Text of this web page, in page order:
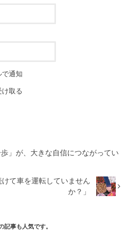
で通知
取る
」が、大きな自信につながってい
けて車を運転していません
か？」
記事も人気です。